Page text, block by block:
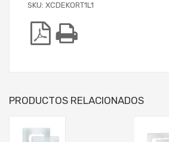
SKU: XCDEKORT1L1
PRODUCTOS RELACIONADOS